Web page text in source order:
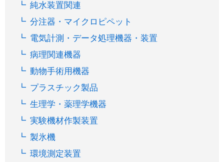
純水装置関連
分注器・マイクロピペット
電気計測・データ処理機器・装置
病理関連機器
動物手術用機器
プラスチック製品
生理学・薬理学機器
実験機材作製装置
製氷機
環境測定装置